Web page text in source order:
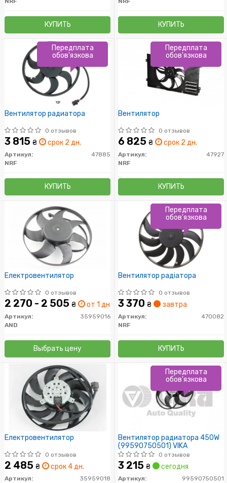
КУПИТЬ КУПИТЬ
Вентилятор радиатора
0 отзывов
3 815 ₴ срок 2 дн.
Артикул:
47885
NRF
КУПИТЬ
Передплата
обов'язкова
Вентилятор
0 отзывов
6 825 ₴ срок 2 дн.
Артикул:
47927
NRF
КУПИТЬ
Передплата
обов'язкова
Електровентилятор
0 отзывов
2 270 - 2 505 ₴ от 1 дн.
Артикул:
35959016
AND
Выбрать цену
Вентилятор радіатора
0 отзывов
3 370 ₴ завтра
Артикул:
470082
NRF
КУПИТЬ
Передплата
обов'язкова
Електровентилятор
0 отзывов
2 485 ₴ срок 4 дн.
Артикул:
35959018
Вентилятор радиатора 450W
(99590750501) VIKA
0 отзывов
3 215 ₴ сегодня
Артикул:
99590750501
Передплата
обов'язкова